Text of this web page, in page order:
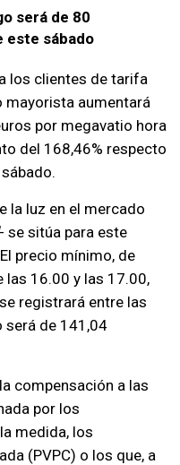
será de 80
este sábado
los clientes de tarifa
mayorista aumentará
por megavatio hora
del 168,46% respecto
la luz en el mercado
- se sitúa para este
precio mínimo, de
las 16.00 y las 17.00,
registrará entre las
será de 141,04
compensación a las
por los
medida, los
(PVPC) o los que, a